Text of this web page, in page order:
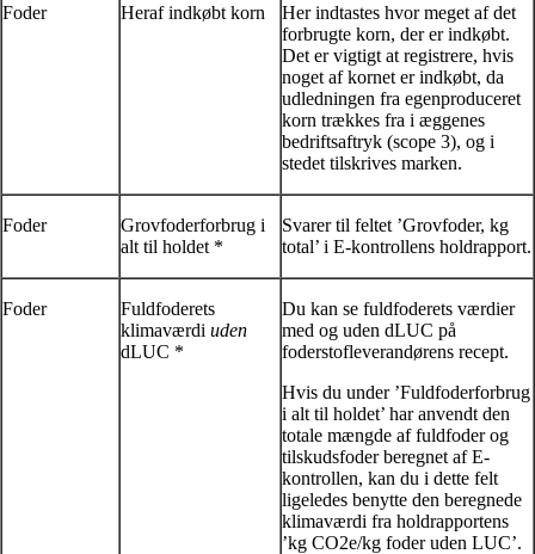
Foder Heraf indkøbt korn
Her indtastes hvor meget af det
forbrugte korn, der er indkøbt.
Det er vigtigt at registrere, hvis
noget af kornet er indkøbt, da
udledningen fra egenproduceret
korn trækkes fra i æggenes
bedriftsaftryk (scope 3), og i
stedet tilskrives marken.
Foder
Grovfoderforbrug i
alt til holdet *
Svarer til feltet ’Grovfoder, kg
total’ i E-kontrollens holdrapport.
Foder
Fuldfoderets
klimaværdi uden
dLUC *
Du kan se fuldfoderets værdier
med og uden dLUC på
foderstofleverandørens recept.
Hvis du under ’Fuldfoderforbrug
i alt til holdet’ har anvendt den
totale mængde af fuldfoder og
tilskudsfoder beregnet af E-
kontrollen, kan du i dette felt
ligeledes benytte den beregnede
klimaværdi fra holdrapportens
’kg CO2e/kg foder uden LUC’.